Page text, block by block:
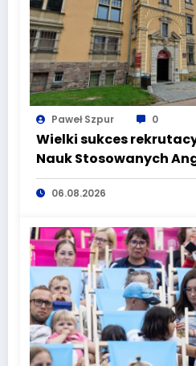
Paweł Szpur 0
Wielki sukces
Nauk Stosowanych
Silesiusa! Uczelnia
wciąż masz szansę –
06.08.2026